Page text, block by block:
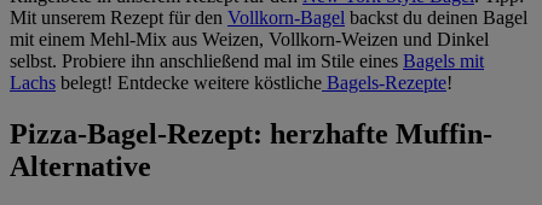
Mit unserem Rezept für den Vollkorn-Bagel backst du deinen Bagel
mit einem Mehl-Mix aus Weizen, Vollkorn-Weizen und Dinkel
selbst. Probiere ihn anschließend mal im Stile eines Bagels mit
Lachs belegt! Entdecke weitere köstliche Bagels-Rezepte!
Pizza-Bagel-Rezept: herzhafte Muffin-
Alternative